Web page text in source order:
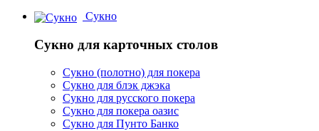
Сукно
Сукно для карточных столов
Сукно (полотно) для покера
Сукно для блэк джэка
Сукно для русского покера
Сукно для покера оазис
Сукно для Пунто Банко